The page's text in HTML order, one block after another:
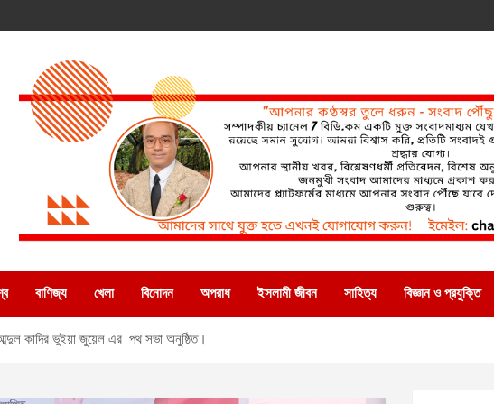
বাণিজ্য খেলা বিনোদন অপরাধ ইসলামী জীবন সাহিত্য বিজ্ঞান ও প্রযুক্তি
কাদির ভুইয়া জুয়েল এর পথ সভা অনুষ্ঠিত।